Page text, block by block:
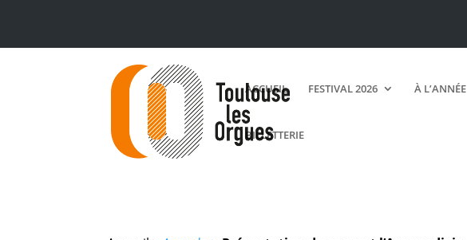
ACCUEIL FESTIVAL 2026 À L’ANNÉE
BILLETTERIE